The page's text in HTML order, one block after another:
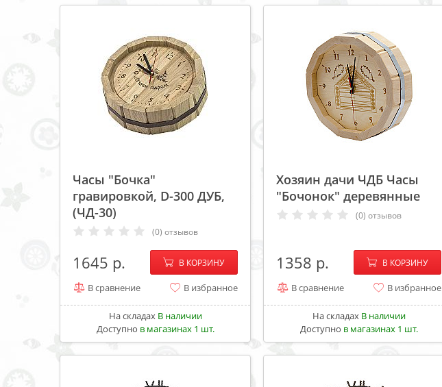
Часы "Бочка"
гравировкой, D-300 ДУБ,
(ЧД-30)
(0) отзывов
1645 − +
В КОРЗИНУ
В сравнение В избранное
На складах В наличии
Доступно в магазинах 1 шт.
Хозяин дачи ЧДБ Часы
"Бочонок" деревянные
(0) отзывов
1358 − +
В КОРЗИНУ
В сравнение В избранное
На складах В наличии
Доступно в магазинах 1 шт.